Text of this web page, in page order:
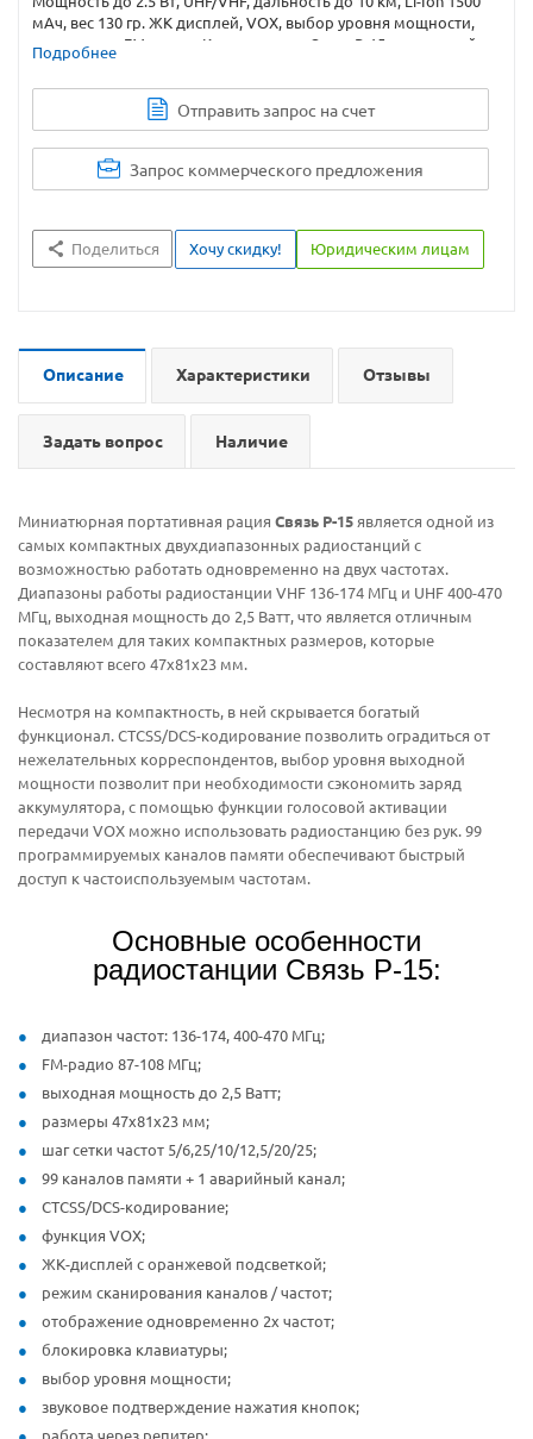
мАч, вес 130 гр. ЖК дисплей, VOX, выбор уровня мощности,
клавиатура, FM радио. Купите рацию Связь Р-15 с доставкой
или самовывозом.
Подробнее
Отправить запрос на счет
Запрос коммерческого предложения
Поделиться Хочу скидку! Юридическим лицам
Описание Характеристики Отзывы
Задать вопрос Наличие
Миниатюрная портативная рация Связь Р-15 является одной из
самых компактных двухдиапазонных радиостанций с
возможностью работать одновременно на двух частотах.
Диапазоны работы радиостанции VHF 136-174 МГц и UHF 400-470
МГц, выходная мощность до 2,5 Ватт, что является отличным
показателем для таких компактных размеров, которые
составляют всего 47x81x23 мм.
Несмотря на компактность, в ней скрывается богатый
функционал. CTCSS/DCS-кодирование позволить оградиться от
нежелательных корреспондентов, выбор уровня выходной
мощности позволит при необходимости сэкономить заряд
аккумулятора, с помощью функции голосовой активации
передачи VOX можно использовать радиостанцию без рук. 99
программируемых каналов памяти обеспечивают быстрый
доступ к частоиспользуемым частотам.
Основные особенности
радиостанции Связь Р-15:
диапазон частот: 136-174, 400-470 МГц;
FM-радио 87-108 МГц;
выходная мощность до 2,5 Ватт;
размеры 47x81x23 мм;
шаг сетки частот 5/6,25/10/12,5/20/25;
99 каналов памяти + 1 аварийный канал;
CTCSS/DCS-кодирование;
функция VOX;
ЖК-дисплей с оранжевой подсветкой;
режим сканирования каналов / частот;
отображение одновременно 2х частот;
блокировка клавиатуры;
выбор уровня мощности;
звуковое подтверждение нажатия кнопок;
работа через репитер;